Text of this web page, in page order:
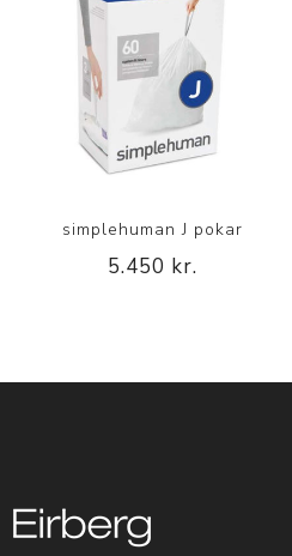
simplehuman J pokar
5.450 kr.